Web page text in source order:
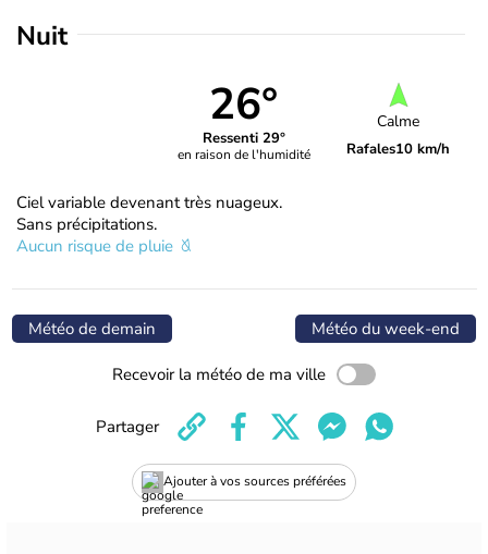
Nuit
26°
Ressenti 29°
en raison de l'humidité
Calme
Rafales10 km/h
Ciel variable devenant très nuageux.
Sans précipitations.
Aucun risque de pluie
Météo de demain Météo du week-end
Recevoir la météo de ma ville
Ajouter à vos sources préférées
Partager